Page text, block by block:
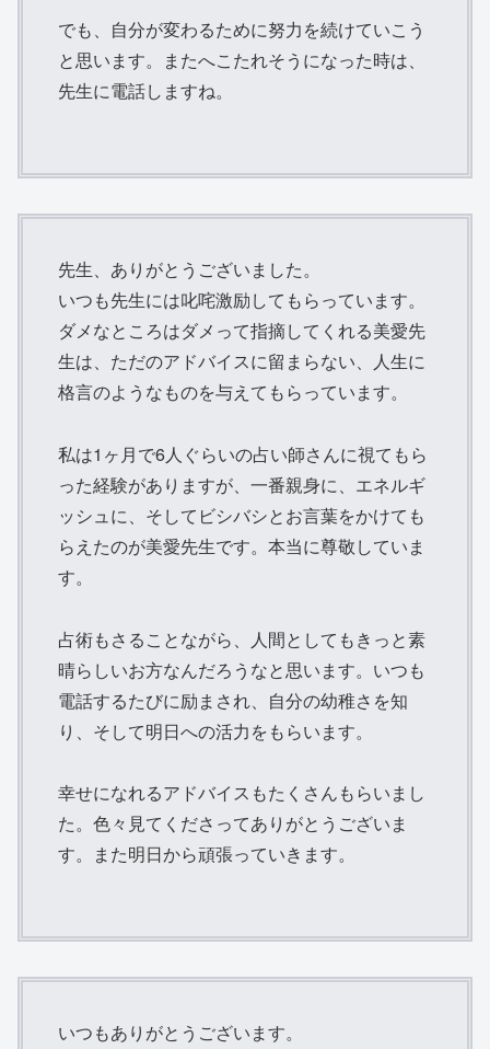
でも、自分が変わるために努力を続けていこう
と思います。またへこたれそうになった時は、
先生に電話しますね。
先生、ありがとうございました。
いつも先生には叱咤激励してもらっています。
ダメなところはダメって指摘してくれる美愛先
生は、ただのアドバイスに留まらない、人生に
格言のようなものを与えてもらっています。
私は1ヶ月で6人ぐらいの占い師さんに視てもら
った経験がありますが、一番親身に、エネルギ
ッシュに、そしてビシバシとお言葉をかけても
らえたのが美愛先生です。本当に尊敬していま
す。
占術もさることながら、人間としてもきっと素
晴らしいお方なんだろうなと思います。いつも
電話するたびに励まされ、自分の幼稚さを知
り、そして明日への活力をもらいます。
幸せになれるアドバイスもたくさんもらいまし
た。色々見てくださってありがとうございま
す。また明日から頑張っていきます。
いつもありがとうございます。